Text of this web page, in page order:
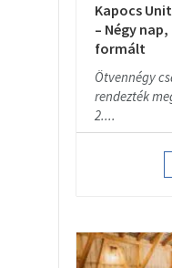
Kapocs
– Négy
formált
Ötvennégy
rendezték
2....